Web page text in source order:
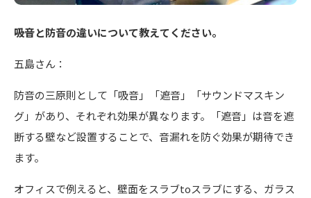
――吸音と防音の違いについて教えてください。
五島さん：
防音の三原則として「吸音」「遮音」「サウンドマスキン
グ」があり、それぞれ効果が異なります。「遮音」は音を遮
断する壁など設置することで、音漏れを防ぐ効果が期待でき
ます。
オフィスで例えると、壁面をスラブtoスラブにする、ガラス